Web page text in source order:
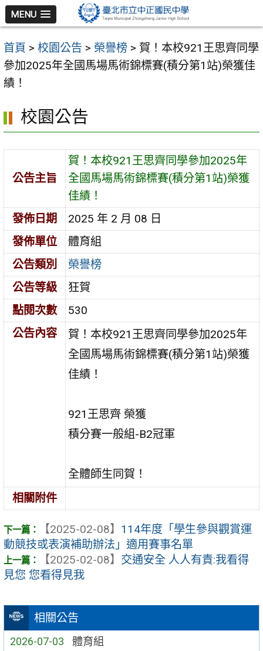
跳
至
主
要
內
區
MENU
首頁 > 校園公告 > 榮譽榜 > 賀！本校921王思齊同學
參加2025年全國馬場馬術錦標賽(積分第1站)榮獲佳
績！
相關公告
2026-07-03 體育組
校園公告
公告主旨
賀！本校921王思齊同學參加2025年
全國馬場馬術錦標賽(積分第1站)榮獲
佳績！
發佈日期
2025 年 2 月 08 日
發佈單位
體育組
公告類別
榮譽榜
公告等級
狂賀
點閱次數
530
公告內容
賀！本校921王思齊同學參加2025年
全國馬場馬術錦標賽(積分第1站)榮獲
佳績！
921王思齊 榮獲
積分賽一般組-B2冠軍
全體師生同賀！
相關附件
【2025-02-08】 114年度「學生參與觀賞運
動競技或表演補助辦法」適用賽事名單
【2025-02-08】 交通安全 人人有責:我看得
見您 您看得見我